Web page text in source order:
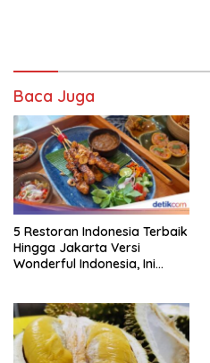
Baca Juga
5 Restoran Indonesia Terbaik
Hingga Jakarta Versi
Wonderful Indonesia, Ini